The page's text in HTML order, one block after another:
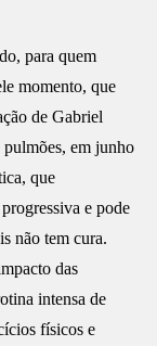
para quem
momento, que
de Gabriel
pulmões, em junho
que
e pode
não tem cura.
das
intensa de
físicos e